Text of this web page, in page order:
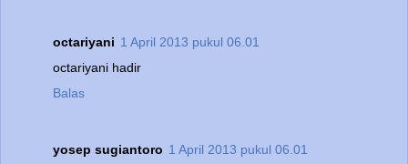
octariyani 1 April 2013 pukul 06.01
octariyani hadir
Balas
yosep sugiantoro 1 April 2013 pukul 06.01